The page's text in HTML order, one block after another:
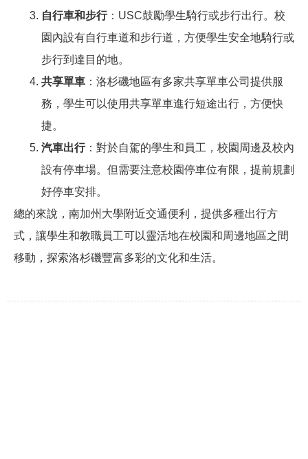
自行車和步行：USC鼓勵學生騎行或步行出行。校
園內設有自行車道和步行道，方便學生安全地騎行或
步行到達目的地。
共享單車 ：洛杉磯地區有多家共享單車公司提供服
務，學生可以使用共享單車進行短途出行，方便快
捷。
汽車出行：對於自駕的學生和員工，校園周邊及校內
設有停車場。但需要注意校園停車位有限，提前規劃
好停車安排。
總的來說，南加州大學附近交通便利，提供多種出行方
式，讓學生和教職員工可以靈活地在校園和周邊地區之間
移動，探索洛杉磯豐富多彩的文化和生活。